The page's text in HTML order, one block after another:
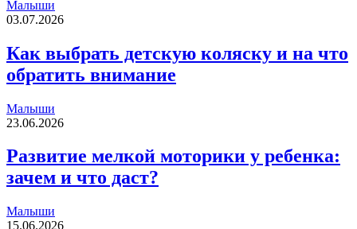
Малыши
03.07.2026
Как выбрать детскую коляску и на что
обратить внимание
Малыши
23.06.2026
Развитие мелкой моторики у ребенка:
зачем и что даст?
Малыши
15.06.2026